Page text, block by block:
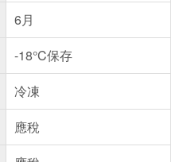
6月
-18°C保存
冷凍
應稅